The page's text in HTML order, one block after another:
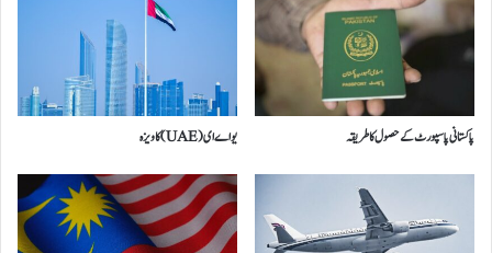
پاکستانی پاسپورٹ کے حصول کا طریقہ یو اے ای(UAE) کا ویزہ